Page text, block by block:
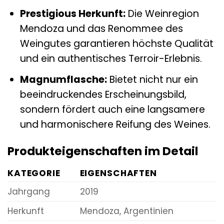
Prestigious Herkunft:Die Weinregion
Mendoza und das Renommee des
Weingutes garantieren höchste Qualität
und ein authentisches Terroir-Erlebnis.
Magnumflasche:Bietet nicht nur ein
beeindruckendes Erscheinungsbild,
sondern fördert auch eine langsamere
und harmonischere Reifung des Weines.
Produkteigenschaften im Detail
KATEGORIE
EIGENSCHAFTEN
Jahrgang
2019
Herkunft
Mendoza, Argentinien